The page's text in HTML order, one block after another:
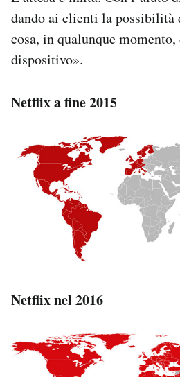
dando ai clienti la possibilità
cosa, in qualunque
dispositivo».
Netflix a fine 2015
Netflix nel 2016